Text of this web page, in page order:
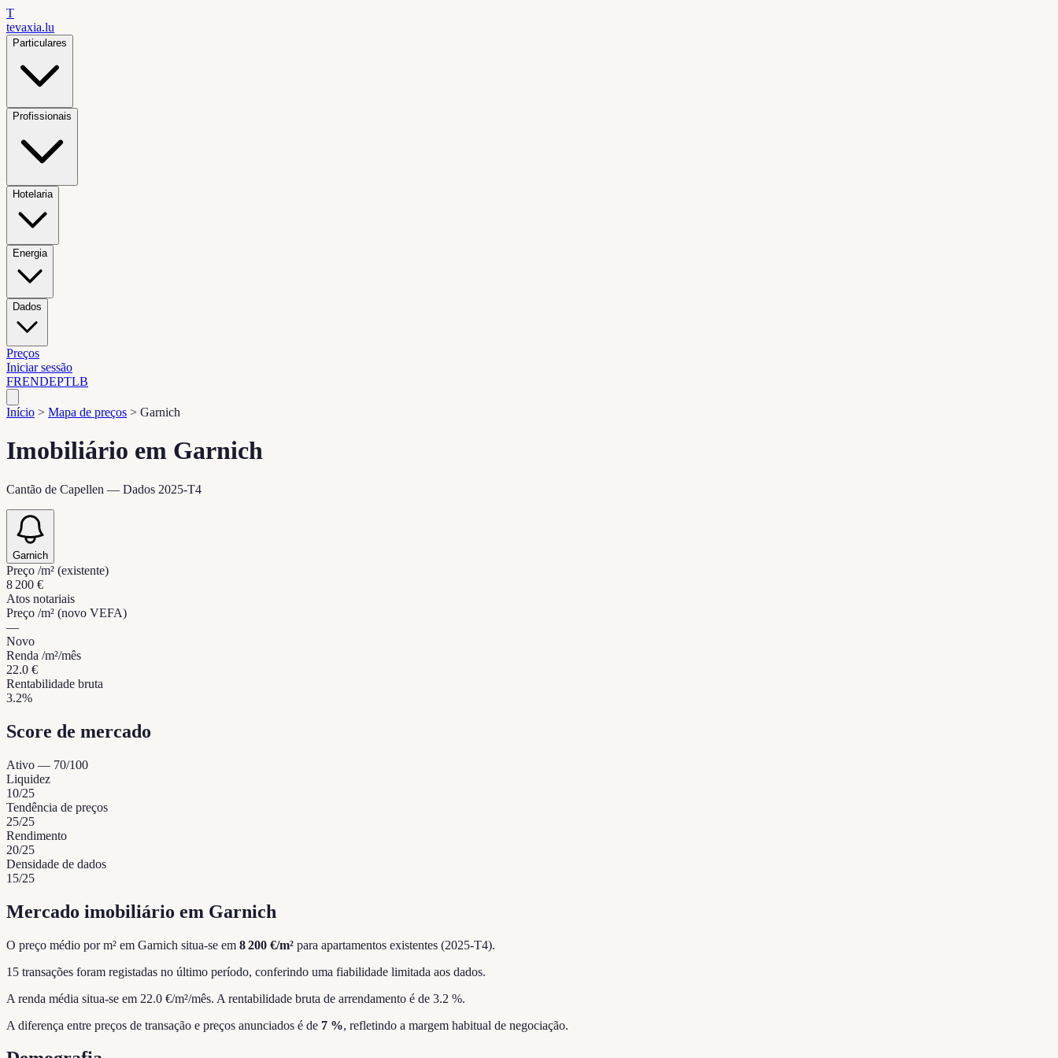
T
tevaxia.lu
Particulares
Profissionais
Hotelaria
Energia
Dados
Preços
Iniciar sessão
FRENDEPTLB
Início > Mapa de preços > Garnich
Imobiliário em Garnich
Cantão de Capellen — Dados 2025-T4
Garnich
Preço /m² (existente)
8 200 €
Atos notariais
Preço /m² (novo VEFA)
—
Novo
Renda /m²/mês
22.0 €
Rentabilidade bruta
3.2%
Score de mercado
Ativo — 70/100
Liquidez
10/25
Tendência de preços
25/25
Rendimento
20/25
Densidade de dados
15/25
Mercado imobiliário em Garnich
O preço médio por m² em Garnich situa-se em 8 200 €/m² para apartamentos existentes (2025-T4).
15 transações foram registadas no último período, conferindo uma fiabilidade limitada aos dados.
A renda média situa-se em 22.0 €/m²/mês. A rentabilidade bruta de arrendamento é de 3.2 %.
A diferença entre preços de transação e preços anunciados é de 7 %, refletindo a margem habitual de negociação.